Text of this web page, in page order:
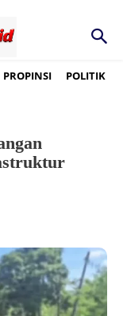
PROPINSI POLITIK